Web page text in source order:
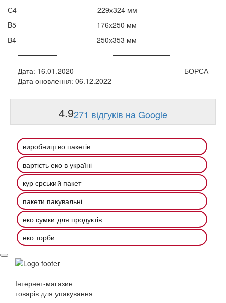
С4 – 229х324 мм
B5 – 176x250 мм
В4 – 250х353 мм
Дата: 16.01.2020
Дата оновлення: 06.12.2022
БОРСА
4.9271 відгуків на Google
виробництво пакетів
вартість еко в україні
кур єрський пакет
пакети пакувальні
еко сумки для продуктів
еко торби
Інтернет-магазин
товарів для упакування